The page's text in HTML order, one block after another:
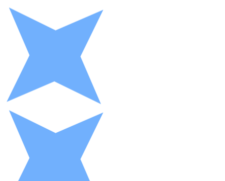
XRP
Buoni cripto